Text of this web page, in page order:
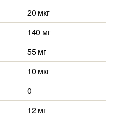
20 мкг
140 мг
55 мг
10 мкг
0
12 мг